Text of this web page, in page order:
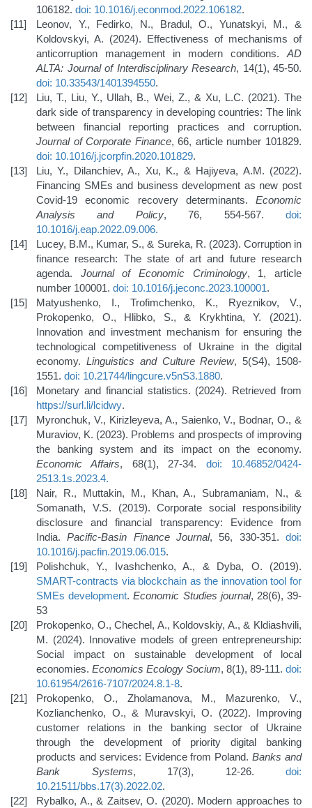
106182. doi: 10.1016/j.econmod.2022.106182.
Leonov, Y., Fedirko, N., Bradul, O., Yunatskyi, M., &
Koldovskyi, A. (2024). Effectiveness of mechanisms of
anticorruption management in modern conditions. AD
ALTA: Journal of Interdisciplinary Research, 14(1), 45-50.
doi: 10.33543/1401394550.
Liu, T., Liu, Y., Ullah, B., Wei, Z., & Xu, L.C. (2021). The
dark side of transparency in developing countries: The link
between financial reporting practices and corruption.
Journal of Corporate Finance, 66, article number 101829.
doi: 10.1016/j.jcorpfin.2020.101829.
Liu, Y., Dilanchiev, A., Xu, K., & Hajiyeva, A.M. (2022).
Financing SMEs and business development as new post
Covid-19 economic recovery determinants. Economic
Analysis and Policy, 76, 554-567.doi:
10.1016/j.eap.2022.09.006.
Lucey, B.M., Kumar, S., & Sureka, R. (2023). Corruption in
finance research: The state of art and future research
agenda. Journal of Economic Criminology, 1, article
number 100001. doi: 10.1016/j.jeconc.2023.100001.
Matyushenko, I., Trofimchenko, K., Ryeznikov, V.,
Prokopenko, O., Hlibko, S., & Krykhtina, Y. (2021).
Innovation and investment mechanism for ensuring the
technological competitiveness of Ukraine in the digital
economy. Linguistics and Culture Review, 5(S4), 1508-
1551. doi: 10.21744/lingcure.v5nS3.1880.
Monetary and financial statistics. (2024). Retrieved from
https://surl.li/lcidwy.
Myronchuk, V., Kirizleyeva, A., Saienko, V., Bodnar, O., &
Muraviov, K. (2023). Problems and prospects of improving
the banking system and its impact on the economy.
Economic Affairs, 68(1), 27-34. doi: 10.46852/0424-
2513.1s.2023.4.
Nair, R., Muttakin, M., Khan, A., Subramaniam, N., &
Somanath, V.S. (2019). Corporate social responsibility
disclosure and financial transparency: Evidence from
India.Pacific-Basin Finance Journal, 56, 330-351.doi:
10.1016/j.pacfin.2019.06.015.
Polishchuk, Y., Ivashchenko, A., & Dyba, O. (2019).
SMART-contracts via blockchain as the innovation tool for
SMEs development.Economic Studies journal, 28(6), 39-
53
Prokopenko, O., Chechel, A., Koldovskiy, A., & Kldiashvili,
M. (2024). Innovative models of green entrepreneurship:
Social impact on sustainable development of local
economies. Economics Ecology Socium, 8(1), 89-111. doi:
10.61954/2616-7107/2024.8.1-8.
Prokopenko, O., Zholamanova, M., Mazurenko, V.,
Kozlianchenko, O., & Muravskyi, O. (2022). Improving
customer relations in the banking sector of Ukraine
through the development of priority digital banking
products and services: Evidence from Poland.Banks and
Bank Systems, 17(3), 12-26. doi:
10.21511/bbs.17(3).2022.02.
Rybalko, A., & Zaitsev, O. (2020). Modern approaches to